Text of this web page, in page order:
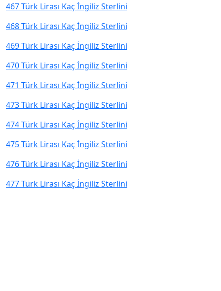
467 Türk Lirası Kaç İngiliz Sterlini
468 Türk Lirası Kaç İngiliz Sterlini
469 Türk Lirası Kaç İngiliz Sterlini
470 Türk Lirası Kaç İngiliz Sterlini
471 Türk Lirası Kaç İngiliz Sterlini
473 Türk Lirası Kaç İngiliz Sterlini
474 Türk Lirası Kaç İngiliz Sterlini
475 Türk Lirası Kaç İngiliz Sterlini
476 Türk Lirası Kaç İngiliz Sterlini
477 Türk Lirası Kaç İngiliz Sterlini